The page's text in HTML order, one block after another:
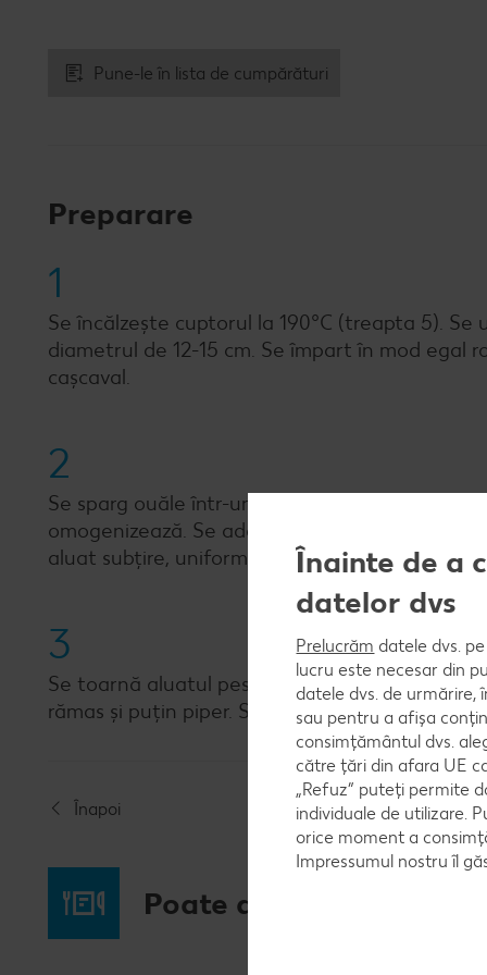
Pune-le în lista de cumpărături
Preparare
1
Se încălzește cuptorul la 190°C (treapta 5).
diametrul de 12-15 cm. Se împart în mod egal
cașcaval.
2
Se sparg ouăle într-un castron și se amestecă
omogenizează. Se adaugă smântâna, 75 g
aluat subțire, uniform. Se pun sare și piper
3
Se toarnă aluatul peste roșii, împărțindu-l în
rămas și puțin piper. Se coc 30-35 de minute
Înapoi
Poate ai poftă și de...
Înainte de a
datelor dvs
Prelucrăm datele dvs.
lucru este necesar din
datele dvs. de urmărire,
sau pentru a afișa
consimțământul dvs.
către țări din afara UE
„Refuz” puteți permite
individuale de utilizare.
orice moment a
Impressumul nostru îl